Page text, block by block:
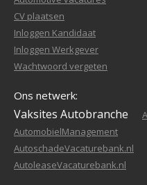
CV plaatsen
Inloggen Kandidaat
Inloggen Werkgever
Wachtwoord vergeten
Ons netwerk:
Vaksites Autobranche
AutomobielManagement
AutoschadeVacaturebank.nl
AutoleaseVacaturebank.nl